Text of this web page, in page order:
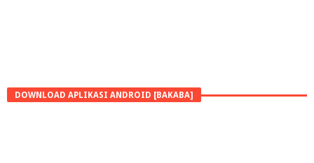
DOWNLOAD APLIKASI ANDROID [BAKABA]